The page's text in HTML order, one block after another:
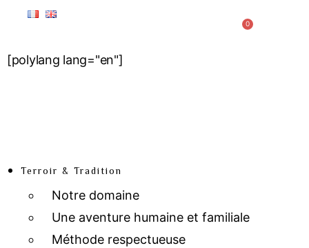
[polylang lang="en"]
0
Terroir & Tradition
Notre domaine
Une aventure humaine et familiale
Méthode respectueuse